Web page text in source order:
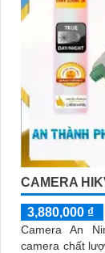
CAMERA
3,880,000 ₫
Camera An
camera chất